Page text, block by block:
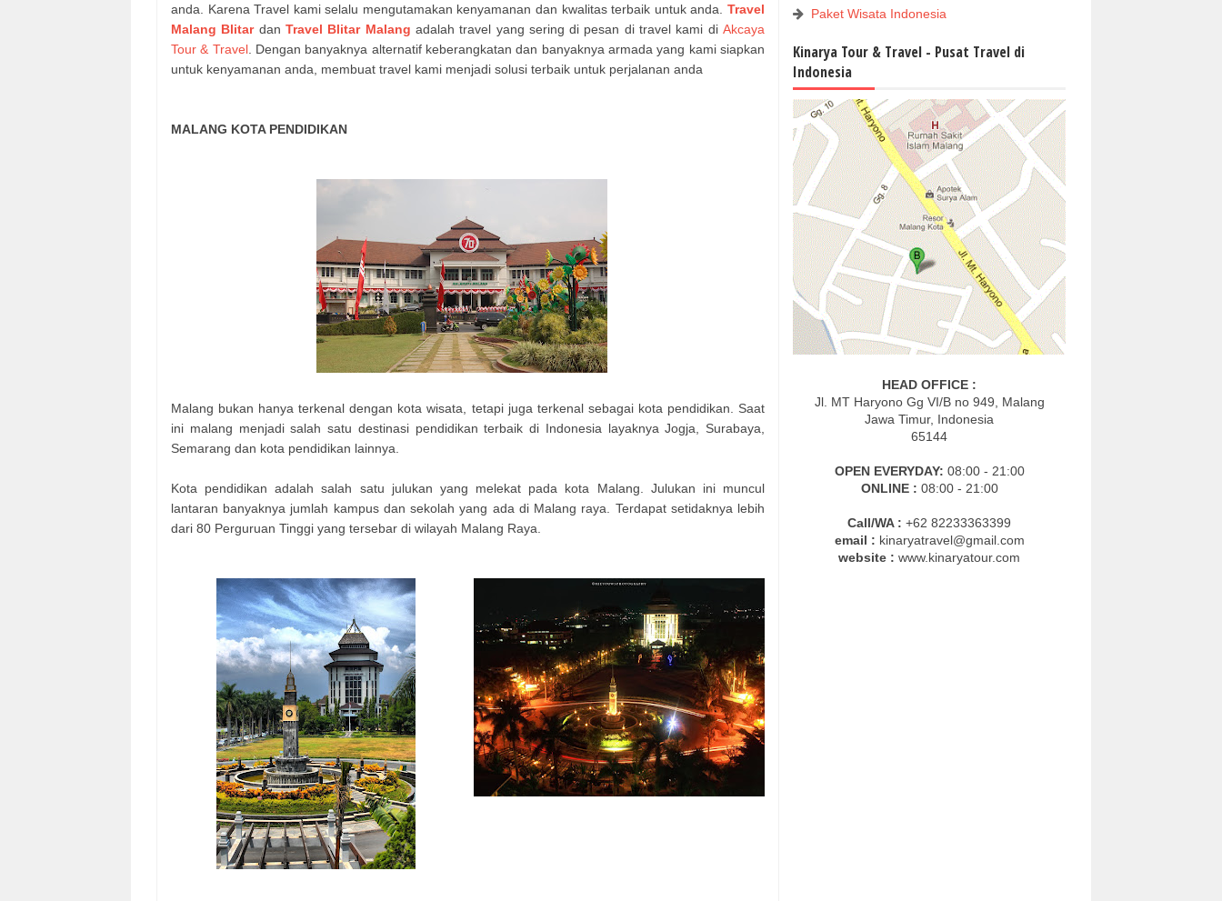
anda. Karena Travel kami selalu mengutamakan kenyamanan dan kwalitasterbaik untuk anda. Travel
Malang Blitardan Travel Blitar Malang adalah travel yang sering di pesan di travel kami di Akcaya
Tour & Travel. Dengan banyaknya alternatif keberangkatan dan banyaknya armada yang kami siapkan
untuk kenyamanan anda, membuat travel kami menjadi solusi terbaik untuk perjalanan anda
MALANG KOTA PENDIDIKAN
Malang bukan hanya terkenal dengan kota wisata, tetapi juga terkenal sebagai kota pendidikan. Saat
ini malang menjadi salah satu destinasi pendidikan terbaik di Indonesia layaknya Jogja, Surabaya,
Semarang dan kota pendidikan lainnya.
Kota pendidikan adalah salah satu julukan yang melekat pada kota Malang. Julukan ini muncul
lantaran banyaknya jumlah kampus dan sekolah yang ada di Malang raya. Terdapat setidaknya lebih
dari 80 Perguruan Tinggi yang tersebar di wilayah Malang Raya.
Paket Wisata Indonesia
Kinarya Tour & Travel - Pusat Travel di
Indonesia
HEAD OFFICE :
Jl. MT Haryono Gg VI/B no 949, Malang
Jawa Timur, Indonesia
65144
OPEN EVERYDAY: 08:00 - 21:00
ONLINE : 08:00 - 21:00
Call/WA : +62 82233363399
email : kinaryatravel@gmail.com
website : www.kinaryatour.com